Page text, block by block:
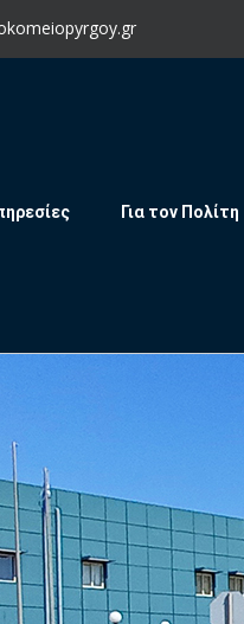
Για τον Πολίτη